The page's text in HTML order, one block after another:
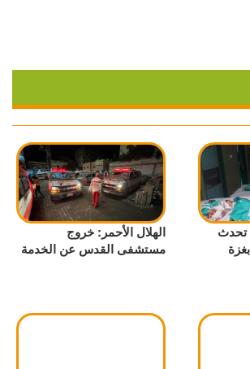
تحدث
الهلال الأحمر: خروج
مستشفى القدس عن الخدمة